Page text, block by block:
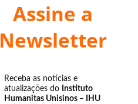
Assine a
Newsletter
Receba as notícias e
atualizações do Instituto
Humanitas Unisinos – IHU